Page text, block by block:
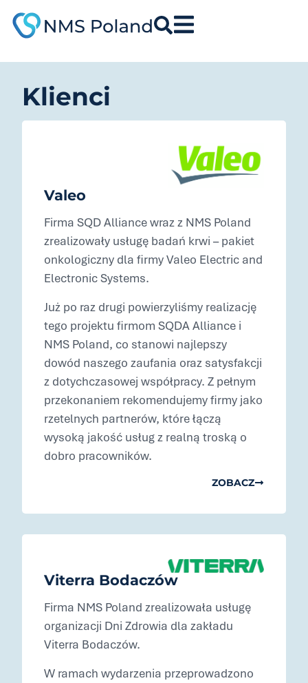
treści
Klienci
Valeo
Firma SQD Alliance wraz z NMS Poland
zrealizowały usługę badań krwi – pakiet
onkologiczny dla firmy Valeo Electric and
Electronic Systems.
Już po raz drugi powierzyliśmy realizację
tego projektu firmom SQDA Alliance i
NMS Poland, co stanowi najlepszy
dowód naszego zaufania oraz satysfakcji
z dotychczasowej współpracy. Z pełnym
przekonaniem rekomendujemy firmy jako
rzetelnych partnerów, które łączą
wysoką jakość usług z realną troską o
dobro pracowników.
ZOBACZ
Viterra Bodaczów
Firma NMS Poland zrealizowała usługę
organizacji Dni Zdrowia dla zakładu
Viterra Bodaczów.
W ramach wydarzenia przeprowadzono